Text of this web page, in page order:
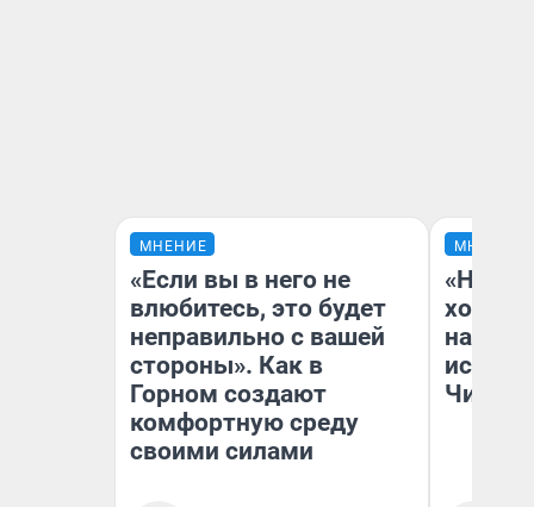
МНЕНИЕ
«Если вы в него не
влюбитесь, это будет
неправильно с вашей
стороны». Как в
Горном создают
комфортную среду
своими силами
МНЕНИЕ
Читы